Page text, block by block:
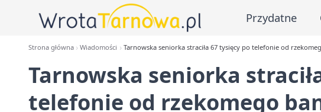
Przydatne
Strona główna Wiadomości Tarnowska seniorka straciła 67 tysięcy po telefonie od
Tarnowska seniorka
telefonie od rzekomego